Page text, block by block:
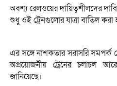
অবশ্য রেলওয়ের দায়িত্বশীলদের
শুধু ওই ট্রেনগুলোর যাত্রা বাতিল করা
এর সঙ্গে নাশকতার সরাসরি
অপ্রয়োজনীয় ট্রেনের চলাচল
জানিয়েছে।